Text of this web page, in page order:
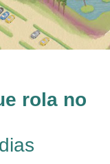
rola no